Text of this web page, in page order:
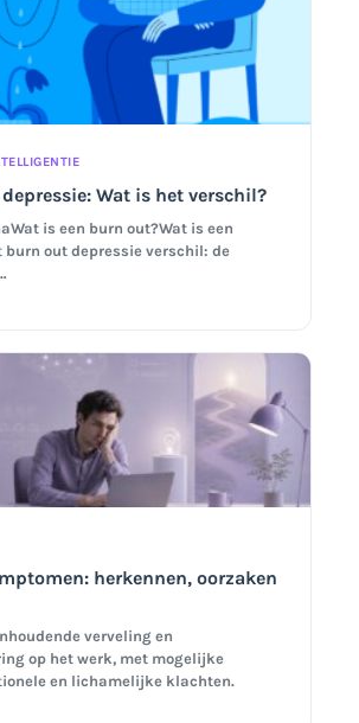
Wat is het verschil?
is een burn out?Wat is een
burn out depressie verschil: de
herkennen, oorzaken
verveling en
op het werk, met mogelijke
en lichamelijke klachten.